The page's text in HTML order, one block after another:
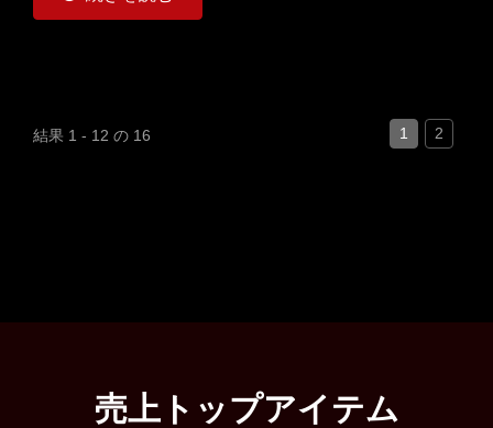
結果 1 - 12 の 16 1 2
売上トップアイテム